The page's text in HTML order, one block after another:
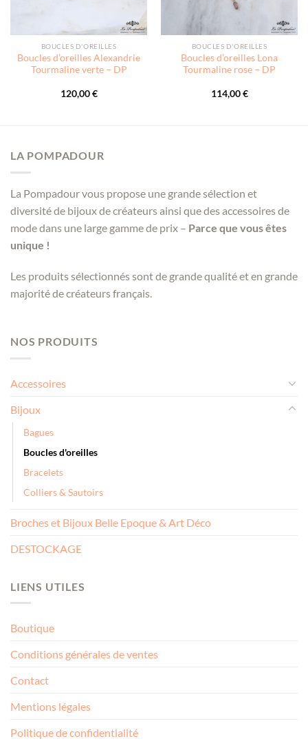
BOUCLES D'OREILLES
Boucles d’oreilles Alexandrie
Tourmaline verte – DP
120,00€
BOUCLES D'OREILLES
Boucles d’oreilles Lona
Tourmaline rose – DP
114,00€
LA POMPADOUR
La Pompadour vous propose une grande sélection et
diversité de bijoux de créateurs ainsi que des accessoires de
mode dans une large gamme de prix – Parce que vous êtes
unique !
Les produits sélectionnés sont de grande qualité et en grande
majorité de créateurs français.
NOS PRODUITS
Accessoires
Bijoux
Bagues
Boucles d'oreilles
Bracelets
Colliers & Sautoirs
Broches et Bijoux Belle Epoque & Art Déco
DESTOCKAGE
LIENS UTILES
Boutique
Conditions générales de ventes
Contact
Mentions légales
Politique de confidentialité